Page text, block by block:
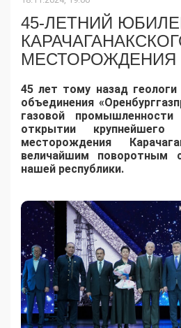
45-ЛЕТНИЙ
МЕСТОРОЖДЕНИЯ
45 лет тому назад геологи
объединения
газовой
открытии крупнейшего
месторождения
величайшим поворотным
нашей республики.